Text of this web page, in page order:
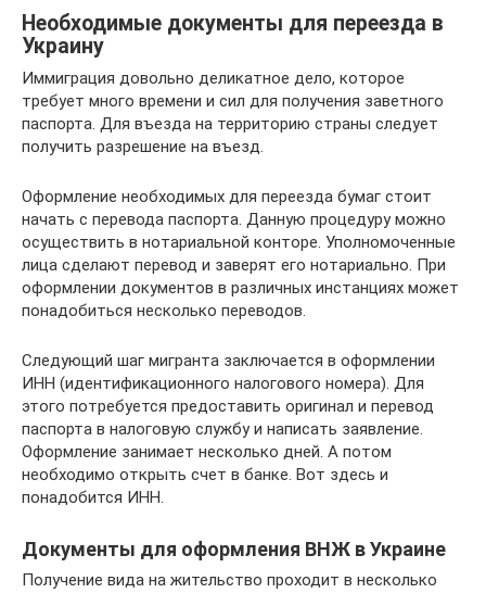
Необходимые документы для переезда в
Украину
Иммиграция довольно деликатное дело, которое
требует много времени и сил для получения заветного
паспорта. Для въезда на территорию страны следует
получить разрешение на въезд.
Оформление необходимых для переезда бумаг стоит
начать с перевода паспорта. Данную процедуру можно
осуществить в нотариальной конторе. Уполномоченные
лица сделают перевод и заверят его нотариально. При
оформлении документов в различных инстанциях может
понадобиться несколько переводов.
Следующий шаг мигранта заключается в оформлении
ИНН (идентификационного налогового номера). Для
этого потребуется предоставить оригинал и перевод
паспорта в налоговую службу и написать заявление.
Оформление занимает несколько дней. А потом
необходимо открыть счет в банке. Вот здесь и
понадобится ИНН.
Документы для оформления ВНЖ в Украине
Получение вида на жительство проходит в несколько